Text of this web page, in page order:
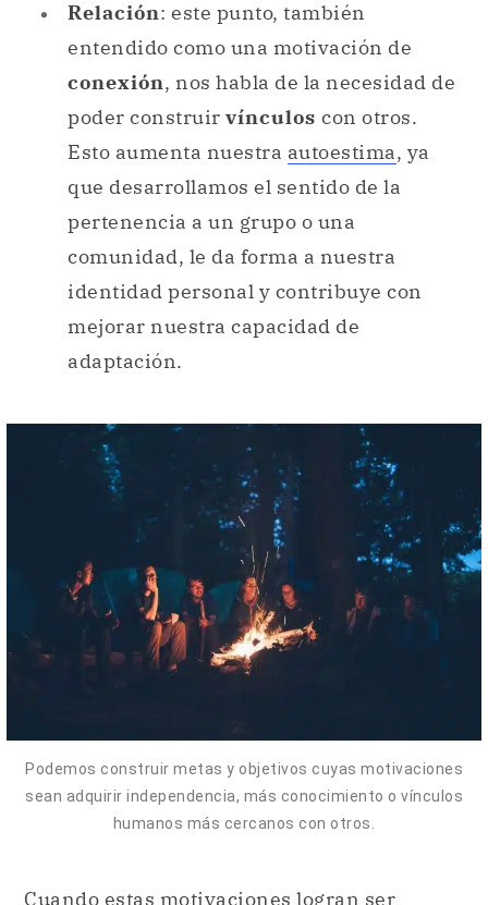
Esto aumenta nuestraautoestima
que desarrollamos el sentido de la
pertenencia a un grupo o una
comunidad, le da forma a nuestra
identidad personal y contribuye con
mejorar nuestra capacidad de
adaptación.
Podemos construir metas y objetivos cuyas motivaciones
sean adquirir independencia, más conocimiento o vínculos
Cuando estas motivaciones logran ser
cumplidas o al menos nuestra orientación de